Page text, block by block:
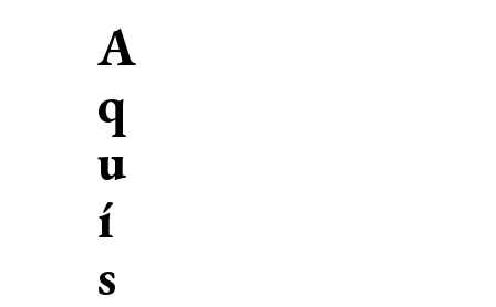
A
q
u
í
s